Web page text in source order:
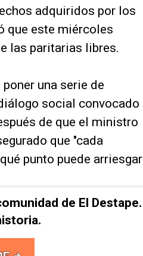
adquiridos por los
que este miércoles
las paritarias libres.
una serie de
social convocado
de que el ministro
que "cada
punto puede arriesgar
de El Destape.